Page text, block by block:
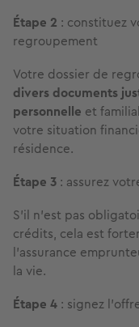
Étape 2 : constituez
regroupement
Votre dossier de
divers documents
personnelle et
votre situation
résidence.
Étape 3 : assurez
S’il n’est pas
crédits, cela est
l’assurance
la vie.
Étape 4 : signez